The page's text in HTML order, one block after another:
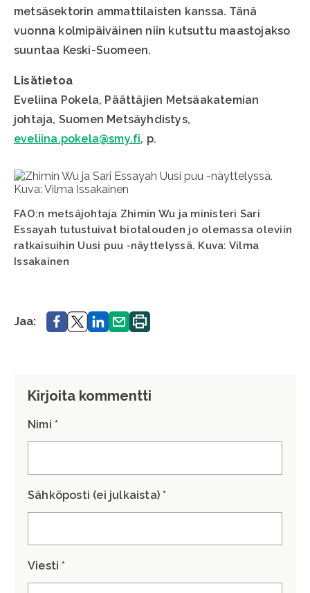
metsäsektorin ammattilaisten kanssa. Tänä
vuonna kolmipäiväinen niin kutsuttu maastojakso
suuntaa Keski-Suomeen.
Lisätietoa
Eveliina Pokela, Päättäjien Metsäakatemian
johtaja, Suomen Metsäyhdistys,
eveliina.pokela@smy.fi, p.
FAO:n metsäjohtaja Zhimin Wu ja ministeri Sari
Essayah tutustuivat biotalouden jo olemassa oleviin
ratkaisuihin Uusi puu -näyttelyssä. Kuva: Vilma
Issakainen
Jaa: Jaa. Jaa.Jaa. Jaa. Tulosta
sivu.
Kirjoita kommentti
Nimi *
Sähköposti (ei julkaista) *
Viesti *